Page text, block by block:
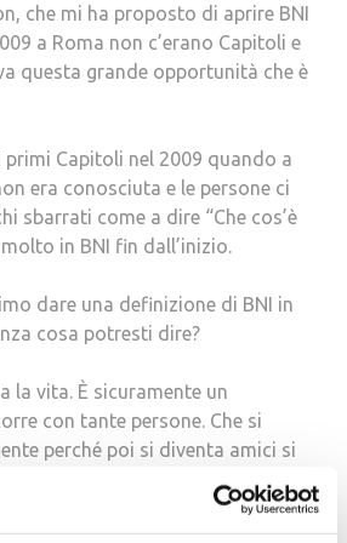
che mi ha proposto di aprire BNI
a Roma non c’erano Capitoli e
questa grande opportunità che è
Capitoli nel 2009 quando a
era conosciuta e le persone ci
sbarrati come a dire “Che cos’è
in BNI fin dall’inizio.
dare una definizione di BNI in
cosa potresti dire?
la vita. È sicuramente un
con tante persone. Che si
perché poi si diventa amici si
inimmaginabili.
in BNI all’inizio è stata in